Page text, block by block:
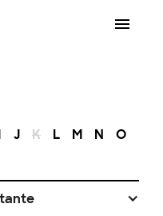
J K L M N O